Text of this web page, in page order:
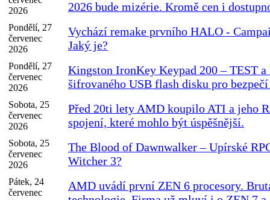
2026
2026 bude mizérie. Kromě cen i
Pondělí, 27
červenec
2026
Vychází remake prvního HALO -
Jaký je?
Pondělí, 27
červenec
2026
Kingston IronKey Keypad 200 – TEST a
šifrovaného USB flash disku pro
Sobota, 25
červenec
2026
Před 20ti lety AMD koupilo ATI a jeho
spojení, které mohlo být úspěšnější.
Sobota, 25
červenec
2026
The Blood of Dawnwalker – Upírské
Witcher 3?
Pátek, 24
červenec
AMD uvádí první ZEN 6 procesory.